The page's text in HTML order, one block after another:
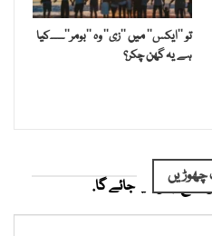
تو ’’ایکس‘‘ میں ’’زی‘‘ وہ ’’بومر‘‘۔۔۔۔کیا
ہے یہ گھن چکر؟
نہیں کیا جائے گا.